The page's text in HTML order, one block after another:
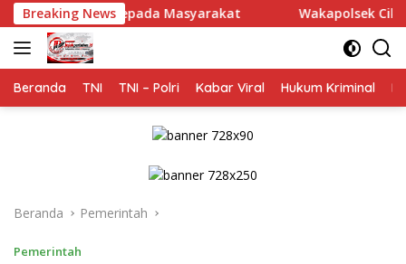
Langsung
ke
konten
Breaking News
Masyarakat Wakapolsek Cikupa Hadiri
Beranda TNI TNI – Polri Kabar Viral Hukum Kriminal
Beranda Pemerintah
Pemerintah